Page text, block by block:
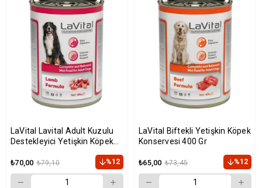
LaVital Lavital Adult Kuzulu
Destekleyici Yetişkin Köpek
₺70,00 ₺79,10 %12
LaVital Biftekli Yetişkin Köpek
Konservesi 400 Gr
₺65,00 ₺73,45 %12